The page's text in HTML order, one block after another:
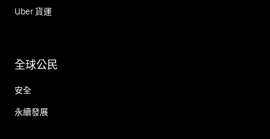
Uber 貨運
全球公民
安全
永續發展